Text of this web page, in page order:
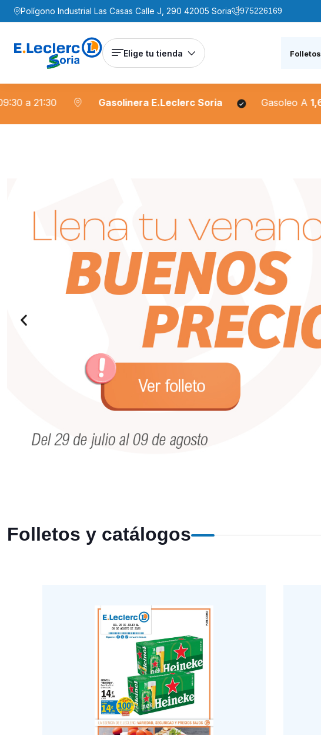
Polígono Industrial Las Casas Calle J, 290 42005 Soria 975226169
Elige tu tienda Folletos
Gasolinera E.Leclerc Soria Gasoleo A1,669 €/L
Folletos y catálogos